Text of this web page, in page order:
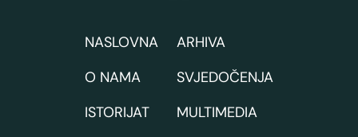
NASLOVNA
O NAMA
ISTORIJAT
ARHIVA
SVJEDOČENJA
MULTIMEDIA